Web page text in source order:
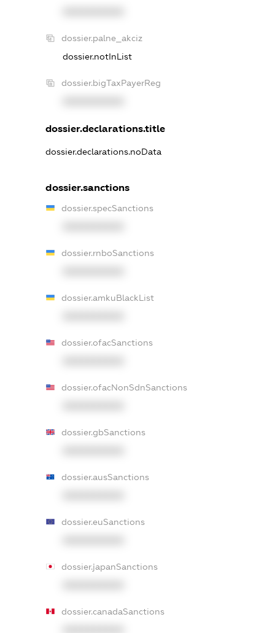
dossier.palne_akciz
dossier.notInList
dossier.bigTaxPayerReg
dossier.declarations.title
dossier.declarations.noData
dossier.sanctions
dossier.specSanctions
dossier.rnboSanctions
dossier.amkuBlackList
dossier.ofacSanctions
dossier.ofacNonSdnSanctions
dossier.gbSanctions
dossier.ausSanctions
dossier.euSanctions
dossier.japanSanctions
dossier.canadaSanctions